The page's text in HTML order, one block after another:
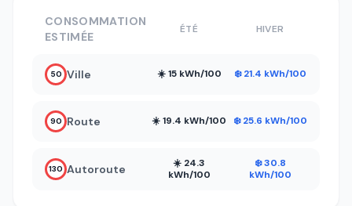
CONSOMMATION
ESTIMÉE
ÉTÉ HIVER
50 Ville ☀️ 15 kWh/100 ❄️ 21.4 kWh/100
90 Route ☀️ 19.4 kWh/100 ❄️ 25.6 kWh/100
130 Autoroute
☀️ 24.3
kWh/100
❄️ 30.8
kWh/100